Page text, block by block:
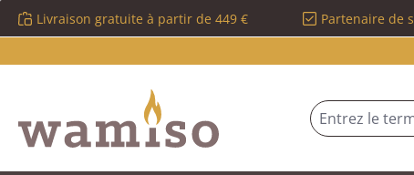
au contenu principal
Passer à la recherche
Passer à la navigation principale
Livraison gratuite à partir de 449 € Partenaire de